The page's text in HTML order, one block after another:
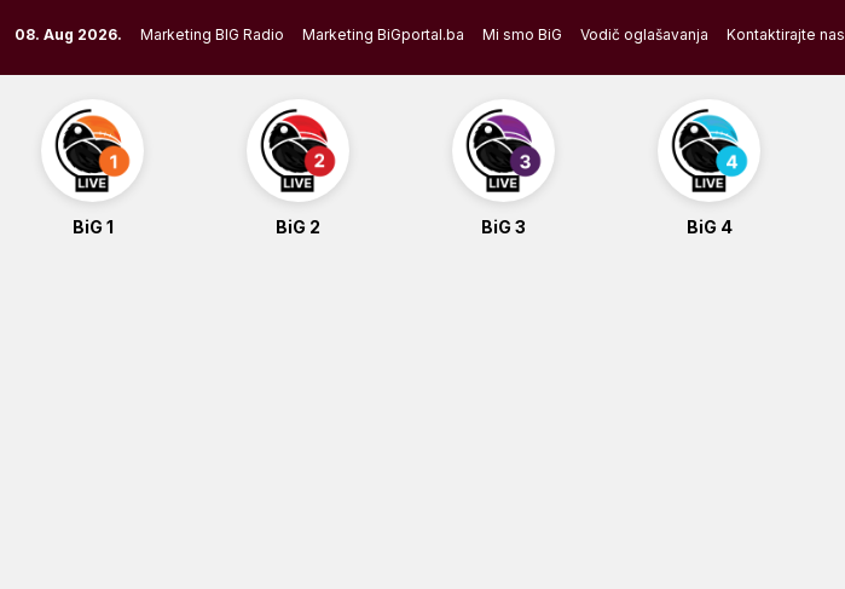
to
content
08. Aug 2026. Marketing BIG Radio Marketing BiGportal.ba Mi smo BiG Vodič oglašavanja Kontaktirajte nas
BiG 1 BiG 2 BiG 3 BiG 4